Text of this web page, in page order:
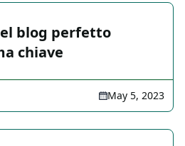
blog perfetto
chiave
May 5, 2023